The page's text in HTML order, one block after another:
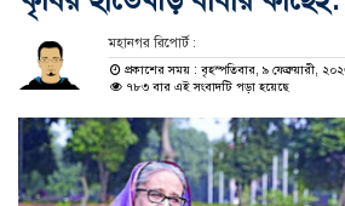
মহানগর রিপোর্ট :
প্রকাশের সময় : বৃহস্পতিবার, ৯ ফেব্রুয়ারী,
৭৮৩ বার এই সংবাদটি পড়া হয়েছে